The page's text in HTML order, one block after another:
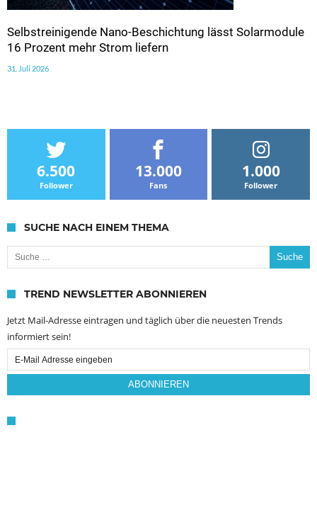
Selbstreinigende Nano-Beschichtung lässt Solarmodule
16 Prozent mehr Strom liefern
31. Juli 2026
6.500
Follower
13.000
Fans
1.000
Follower
SUCHE NACH EINEM THEMA
Suche nach:
TREND NEWSLETTER ABONNIEREN
Jetzt Mail-Adresse eintragen und täglich über die neuesten Trends
informiert sein!
Email
Subscription
ABONNIEREN